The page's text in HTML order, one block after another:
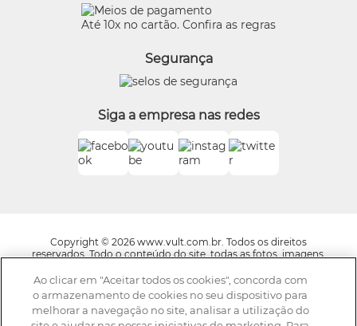
Termos de Uso
Trocas e Devoluções
Beleza na Web
Boticário Internacional
Até 10x no cartão. Confira as regras
Segurança
Siga a empresa nas redes
Copyright © 2026 www.vult.com.br. Todos os direitos
reservados. Todo o conteúdo do site, todas as fotos, imagens,
layout, trade dress, aqui veiculados são de propriedade exclusiva
da Boticário Produto de Beleza Ltda. É vedada qualquer
reprodução, total ou parcial, de qualquer elemento de
identidade, sem expressa autorização. A violação de qualquer
Ao clicar em "Aceitar todos os cookies", concorda com
o armazenamento de cookies no seu dispositivo para
melhorar a navegação no site, analisar a utilização do